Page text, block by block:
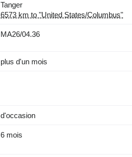
Tanger
6573 km to "United States/Columbus"
MA26/04.36
plus d'un mois
d'occasion
6 mois